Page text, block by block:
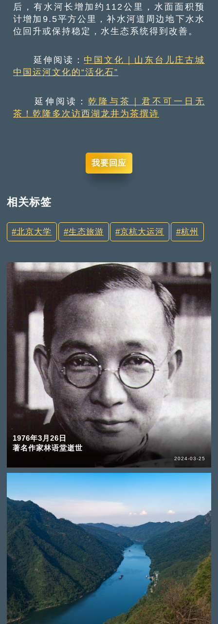
后，有水河长增加约112公里，水面面积预
计增加9.5平方公里，补水河道周边地下水水
位回升或保持稳定，水生态系统得到改善。
延伸阅读： 中国文化｜山东台儿庄古城
中国运河文化的“活化石”
延伸阅读： 乾隆与茶｜君不可一日无
茶！乾隆多次访西湖龙井为茶撰诗
我要回应
相关标签
北京大学 生态旅游 京杭大运河 杭州
1976年3月26日
著名作家林语堂逝世
2024-03-25